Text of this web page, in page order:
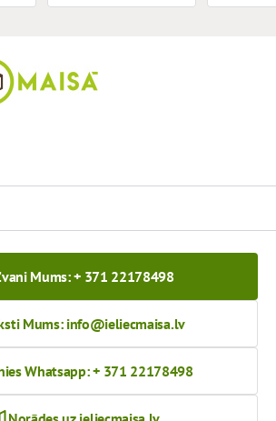
Mums: + 371 22178498
Mums: info@ieliecmaisa.lv
Whatsapp: + 371 22178498